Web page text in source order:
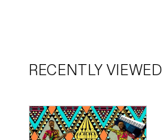
RECENTLY VIEWED